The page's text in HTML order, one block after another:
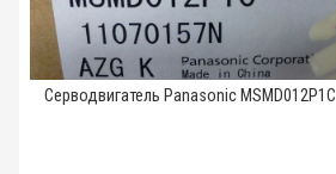
Серводвигатель Panasonic MSMD012P1C